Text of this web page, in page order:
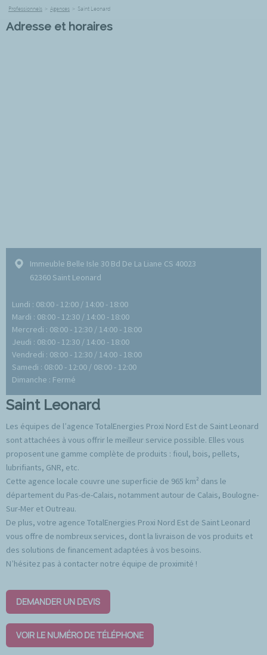
Professionnels > Agences > Saint Leonard
Saint Leonard
Les équipes de l’agence TotalEnergies Proxi Nord Est de Saint Leonard
sont attachées à vous offrir le meilleur service possible. Elles vous
proposent une gamme complète de produits : fioul, bois, pellets,
lubrifiants, GNR, etc.
Cette agence locale couvre une superficie de 965 km² dans le
département du Pas-de-Calais, notamment autour de Calais, Boulogne-
Sur-Mer et Outreau.
De plus, votre agence TotalEnergies Proxi Nord Est de Saint Leonard
vous offre de nombreux services, dont la livraison de vos produits et
des solutions de financement adaptées à vos besoins.
N’hésitez pas à contacter notre équipe de proximité !
DEMANDER UN DEVIS
VOIR LE NUMÉRO DE TÉLÉPHONE
Adresse et horaires
Immeuble Belle Isle 30 Bd De La Liane CS 40023
62360 Saint Leonard
Lundi : 08:00 - 12:00 / 14:00 - 18:00
Mardi : 08:00 - 12:30 / 14:00 - 18:00
Mercredi : 08:00 - 12:30 / 14:00 - 18:00
Jeudi : 08:00 - 12:30 / 14:00 - 18:00
Vendredi : 08:00 - 12:30 / 14:00 - 18:00
Samedi : 08:00 - 12:00 / 08:00 - 12:00
Dimanche : Fermé